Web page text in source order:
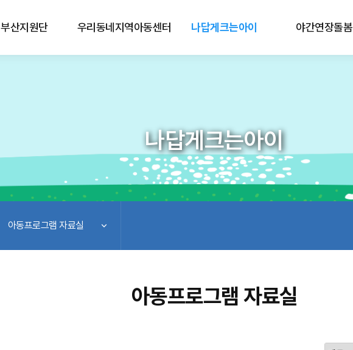
부산지원단 우리동네지역아동센터 나답게크는아이 야간연장돌봄
나답게크는아이
아동프로그램 자료실
아동프로그램 자료실